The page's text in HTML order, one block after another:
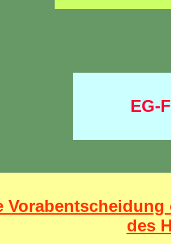
EG-
des